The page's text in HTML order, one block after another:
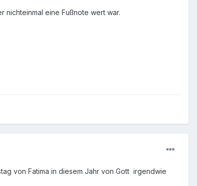
nichteinmal eine Fußnote wert war.
von Fatima in diesem Jahr von Gott irgendwie